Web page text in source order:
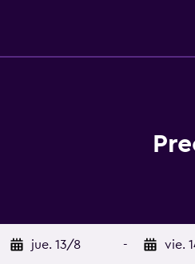
jue. 13/8 - vie.